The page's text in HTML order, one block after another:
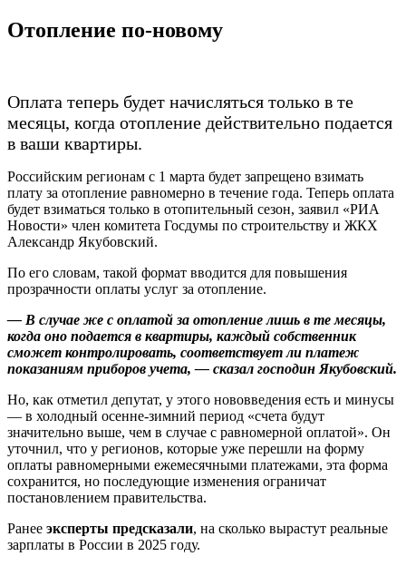
Отопление по-новому
Оплата теперь будет начисляться только в те
месяцы, когда отопление действительно подается
в ваши квартиры.
Российским регионам с 1 марта будет запрещено взимать
плату за отопление равномерно в течение года. Теперь оплата
будет взиматься только в отопительный сезон, заявил «РИА
Новости» член комитета Госдумы по строительству и ЖКХ
Александр Якубовский.
По его словам, такой формат вводится для повышения
прозрачности оплаты услуг за отопление.
— В случае же с оплатой за отопление лишь в те месяцы,
когда оно подается в квартиры, каждый собственник
сможет контролировать, соответствует ли платеж
показаниям приборов учета, — сказал господин Якубовский.
Но, как отметил депутат, у этого нововведения есть и минусы
— в холодный осенне-зимний период «счета будут
значительно выше, чем в случае с равномерной оплатой». Он
уточнил, что у регионов, которые уже перешли на форму
оплаты равномерными ежемесячными платежами, эта форма
сохранится, но последующие изменения ограничат
постановлением правительства.
Ранее эксперты предсказали, на сколько вырастут реальные
зарплаты в России в 2025 году.